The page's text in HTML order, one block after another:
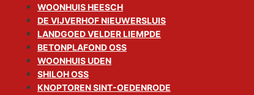
WOONHUIS HEESCH
DE VIJVERHOF NIEUWERSLUIS
LANDGOED VELDER LIEMPDE
BETONPLAFOND OSS
WOONHUIS UDEN
SHILOH OSS
KNOPTOREN SINT-OEDENRODE